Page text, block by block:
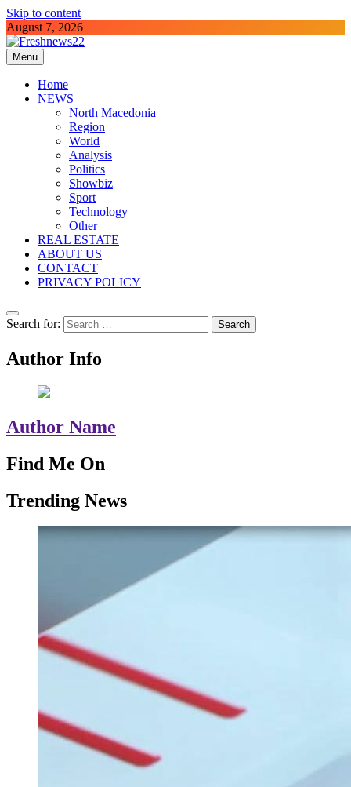
Skip to content
August 7, 2026
Freshnews22
Best News Website in North Macedonia
Menu
Home
NEWS
North Macedonia
Region
World
Analysis
Politics
Showbiz
Sport
Technology
Other
REAL ESTATE
ABOUT US
CONTACT
PRIVACY POLICY
Search for:
Author Info
Author Name
Find Me On
Trending News